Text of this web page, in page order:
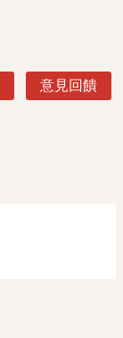
意見回饋